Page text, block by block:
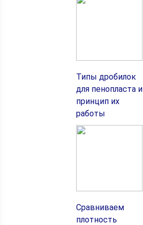
Типы дробилок
для пенопласта и
принцип их
работы
Сравниваем
плотность